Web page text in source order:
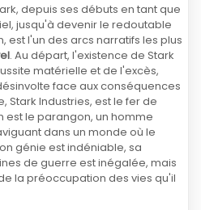
depuis ses débuts en tant que
jusqu'à devenir le redoutable
est l'un des arcs narratifs les plus
. Au départ, l'existence de Stark
matérielle et de l'excès,
face aux conséquences
Stark Industries, est le fer de
est le parangon, un homme
dans un monde où le
génie est indéniable, sa
de guerre est inégalée, mais
la préoccupation des vies qu'il